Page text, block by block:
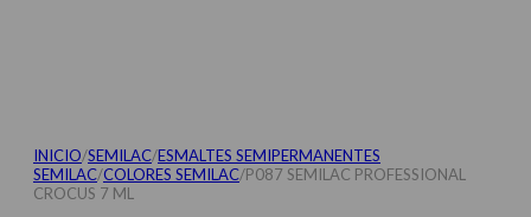
INICIO/SEMILAC/ESMALTES SEMIPERMANENTES
SEMILAC/COLORES SEMILAC/P087 SEMILAC PROFESSIONAL
CROCUS 7 ML